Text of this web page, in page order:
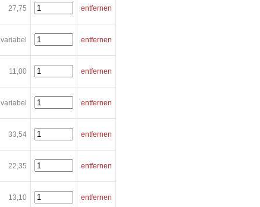
27,75 entfernen
variabel entfernen
11,00 entfernen
variabel entfernen
33,54 entfernen
22,35 entfernen
13,10 entfernen